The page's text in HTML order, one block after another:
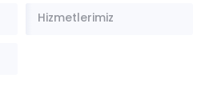
Hizmetlerimiz